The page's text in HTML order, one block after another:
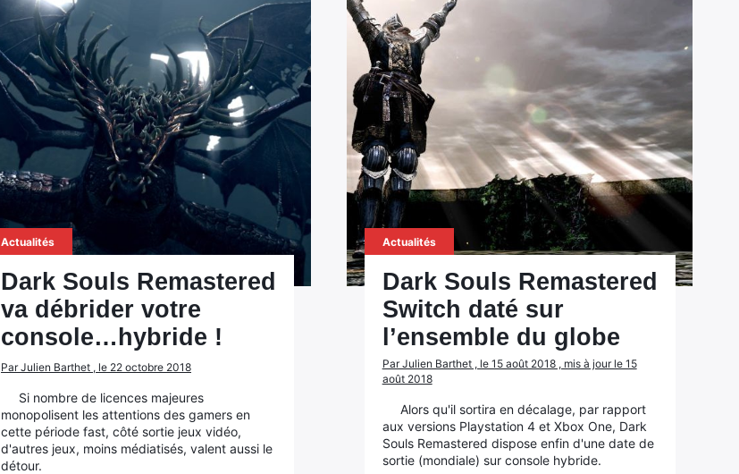
Actualités
Dark Souls Remastered
va débrider votre
console…hybride !
Par Julien Barthet , le 22 octobre 2018
Si nombre de licences majeures
monopolisent les attentions des gamers en
cette période fast, côté sortie jeux vidéo,
d'autres jeux, moins médiatisés, valent aussi le
détour.
Actualités
Dark Souls Remastered
Switch daté sur
l’ensemble du globe
Par Julien Barthet , le 15 août 2018 , mis à jour le 15
août 2018
Alors qu'il sortira en décalage, par rapport
aux versions Playstation 4 et Xbox One, Dark
Souls Remastered dispose enfin d'une date de
sortie (mondiale) sur console hybride.